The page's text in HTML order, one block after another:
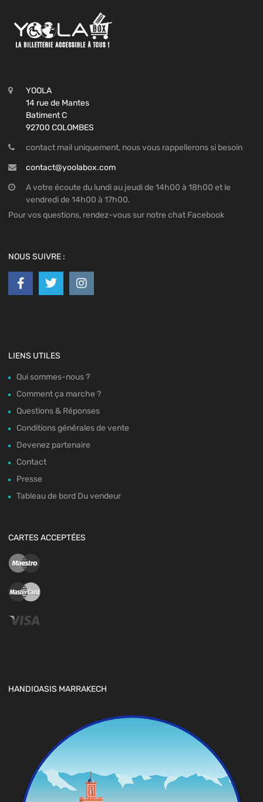
YOOLA
14 rue de Mantes
Batiment C
92700 COLOMBES
contact mail uniquement, nous vous rappellerons si besoin
contact@yoolabox.com
A votre écoute du lundi au jeudi de 14h00 à 18h00 et le
vendredi de 14h00 à 17h00.
Pour vos questions, rendez-vous sur notre chat Facebook
NOUS SUIVRE :
LIENS UTILES
Qui sommes-nous ?
Comment ça marche ?
Questions & Réponses
Conditions générales de vente
Devenez partenaire
Contact
Presse
Tableau de bord Du vendeur
CARTES ACCEPTÉES
HANDIOASIS MARRAKECH